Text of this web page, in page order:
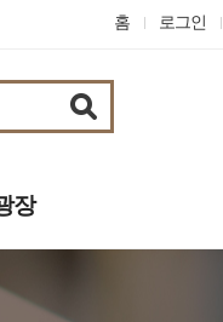
홈 로그인
장